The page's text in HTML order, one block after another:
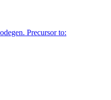
Precursor to: